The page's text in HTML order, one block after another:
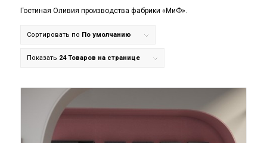
Гостиная Оливия производства фабрики «МиФ».
Сортировать по По умолчанию
Показать 24 Товаров на странице